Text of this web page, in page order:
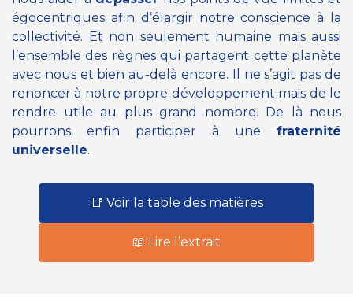
égocentriques afin d’élargir notre conscience à la
collectivité. Et non seulement humaine mais aussi
l’ensemble des règnes qui partagent cette planète
avec nous et bien au-delà encore. Il ne s’agit pas de
renoncer à notre propre développement mais de le
rendre utile au plus grand nombre. De là nous
pourrons enfin participer à une fraternité
universelle.
📑 Voir la table des matières
📖 Lire l’extrait